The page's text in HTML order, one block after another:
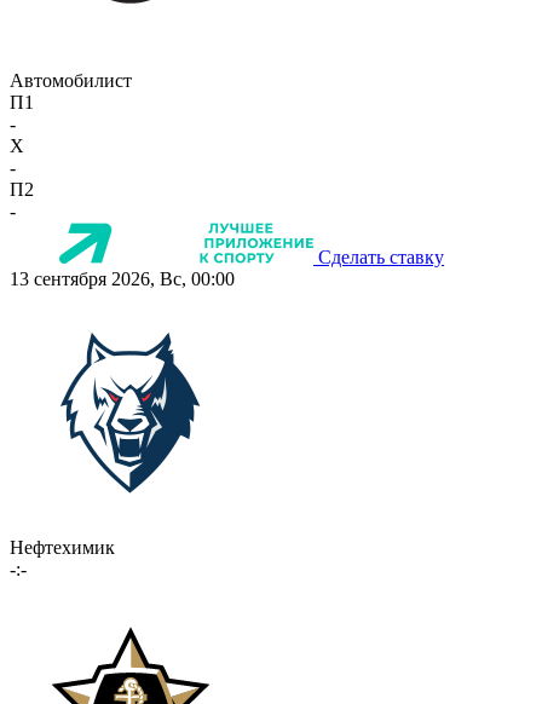
Автомобилист
П1
-
X
-
П2
-
Сделать ставку
13 сентября 2026, Вс, 00:00
Нефтехимик
-:-